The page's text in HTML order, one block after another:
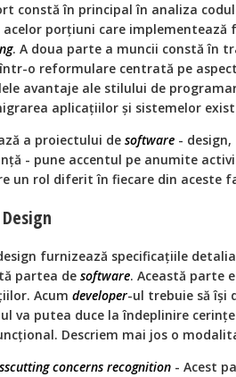
constă în principal în analiza
acelor porțiuni care
. A doua parte a muncii constă în
o reformulare centrată pe
avantaje ale stilului de
aplicațiilor și sistemelor
a proiectului de software -
- pune accentul pe anumite
un rol diferit în fiecare din aceste
furnizează specificațiile
partea de software. Această parte
Acum developer-ul trebuie să își
va putea duce la îndeplinire
Descriem mai jos o
concerns recognition - Acest